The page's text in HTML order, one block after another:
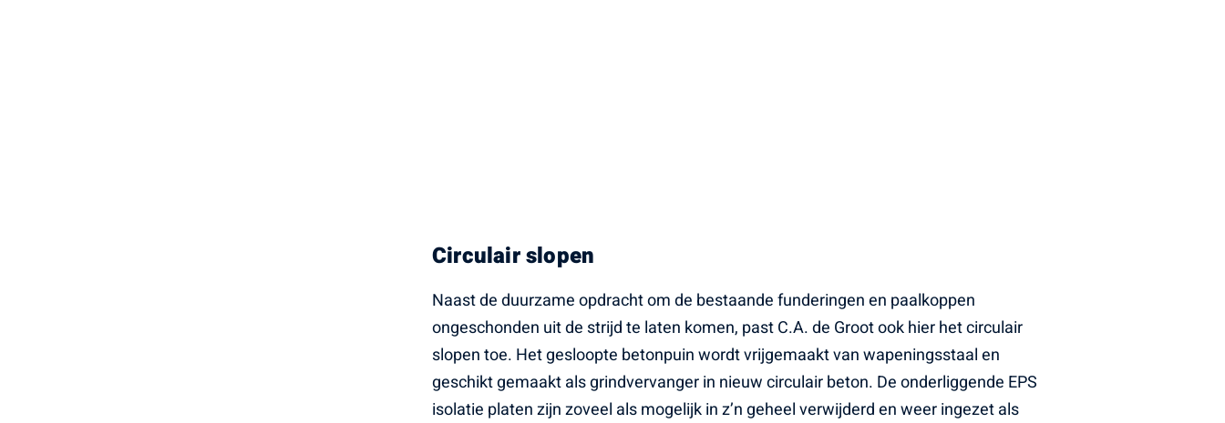
Circulair slopen
Naast de duurzame opdracht om de bestaande funderingen en paalkoppen
ongeschonden uit de strijd te laten komen, past C.A. de Groot ook hier het circulair
slopen toe. Het gesloopte betonpuin wordt vrijgemaakt van wapeningsstaal en
geschikt gemaakt als grindvervanger in nieuw circulair beton. De onderliggende EPS
isolatie platen zijn zoveel als mogelijk in z’n geheel verwijderd en weer ingezet als